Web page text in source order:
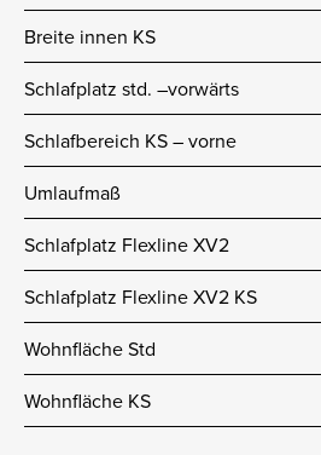
Breite innen KS
Schlafplatz std. –vorwärts
Schlafbereich KS – vorne
Umlaufmaß
Schlafplatz Flexline XV2
Schlafplatz Flexline XV2 KS
Wohnfläche Std
Wohnfläche KS